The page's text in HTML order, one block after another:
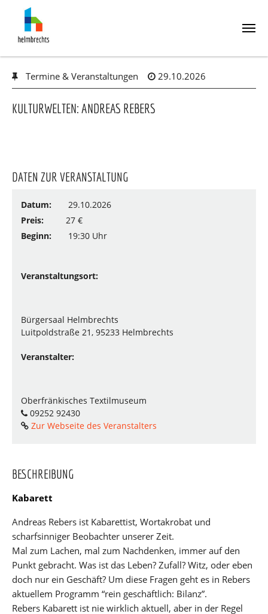
main
content
Termine & Veranstaltungen 29.10.2026
KULTURWELTEN: ANDREAS REBERS
DATEN ZUR VERANSTALTUNG
Datum:
29.10.2026
Preis:
27 €
Beginn:
19:30 Uhr
Veranstaltungsort:
Bürgersaal Helmbrechts
Luitpoldstraße 21, 95233 Helmbrechts
Veranstalter:
Oberfränkisches Textilmuseum
09252 92430
Zur Webseite des Veranstalters
BESCHREIBUNG
Kabarett
Andreas Rebers ist Kabarettist, Wortakrobat und
scharfsinniger Beobachter unserer Zeit.
Mal zum Lachen, mal zum Nachdenken, immer auf den
Punkt gebracht. Was ist das Leben? Zufall? Witz, oder eben
doch nur ein Geschäft? Um diese Fragen geht es in Rebers
aktuellem Programm “rein geschäftlich: Bilanz”.
Rebers Kabarett ist nie wirklich aktuell, aber in der Regel